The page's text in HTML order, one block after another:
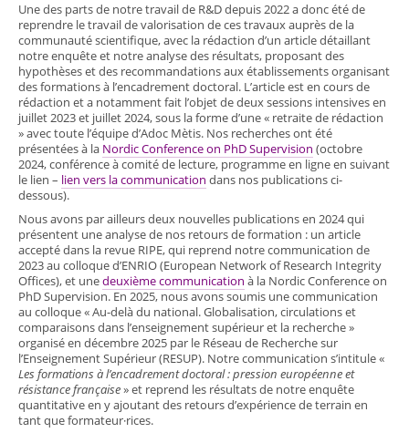
Une des parts de notre travail de R&D depuis 2022 a donc été de
reprendre le travail de valorisation de ces travaux auprès de la
communauté scientifique, avec la rédaction d’un article détaillant
notre enquête et notre analyse des résultats, proposant des
hypothèses et des recommandations aux établissements organisant
des formations à l’encadrement doctoral. L’article est en cours de
rédaction et a notamment fait l’objet de deux sessions intensives en
juillet 2023 et juillet 2024, sous la forme d’une « retraite de rédaction
» avec toute l’équipe d’Adoc Mètis. Nos recherches ont été
présentéesà la Nordic Conference on PhD Supervision (octobre
2024, conférence à comité de lecture, programme en ligne en suivant
le lien – lien vers la communication dans nos publications ci-
dessous).
Nous avons par ailleurs deux nouvelles publications en 2024 qui
présentent une analyse de nos retours de formation : un article
accepté dans la revue RIPE, qui reprend notre communication de
2023 au colloque d’ENRIO (European Network of Research Integrity
Offices), et unedeuxième communication à la Nordic Conference on
PhD Supervision. En 2025, nous avons soumis une communication
au colloque « Au-delà du national.Globalisation, circulations et
comparaisons dans l’enseignement supérieur et la recherche »
organisé en décembre 2025 par le Réseau de Recherche sur
l’Enseignement Supérieur (RESUP). Notre communication s’intitule «
Les formations à l’encadrement doctoral : pression européenne et
résistance française» et reprend les résultats de notre enquête
quantitative en y ajoutant des retours d’expérience de terrain en
tant que formateur·rices.